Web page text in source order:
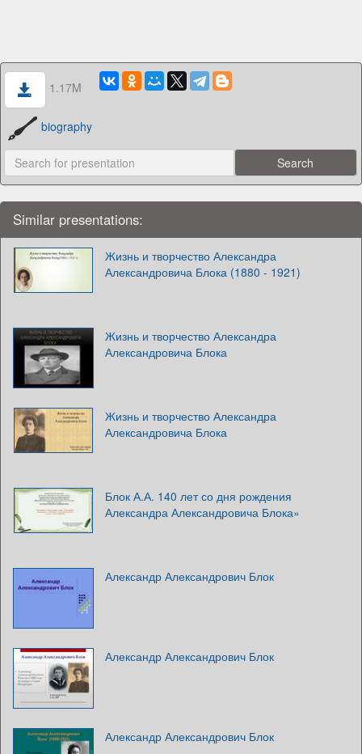
1.17M
biography
Similar presentations:
Жизнь и творчество Александра
Александровича Блока (1880 - 1921)
Жизнь и творчество Александра
Александровича Блока
Жизнь и творчество Александра
Александровича Блока
Блок А.А. 140 лет со дня рождения
Александра Александровича Блока»
Александр Александрович Блок
Александр Александрович Блок
Александр Александрович Блок